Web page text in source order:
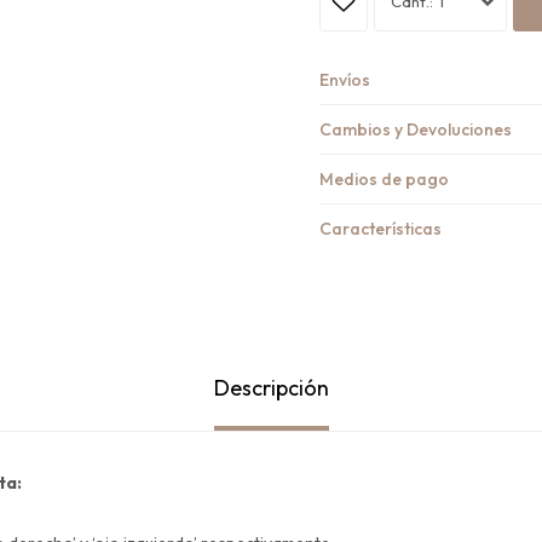
Envíos
Cambios y Devoluciones
Medios de pago
Características
Descripción